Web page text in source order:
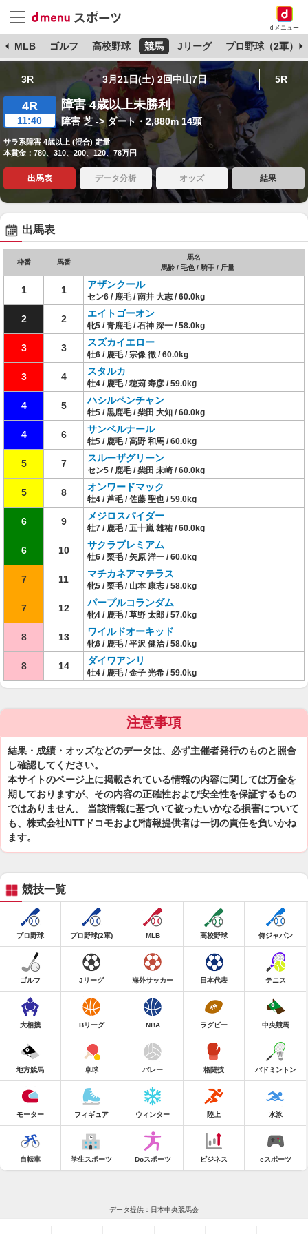
dメニュー
MLB ゴルフ 高校野球 競馬 Jリーグ プロ野球（2軍）
3R 3月21日(土) 2回中山7日 5R
4R
11:40
障害 4歳以上未勝利
障害 芝 -> ダート・2,880m 14頭
サラ系障害 4歳以上 (混合) 定量
本賞金：780、310、200、120、78万円
出馬表 データ分析 オッズ 結果
出馬表
枠番 馬番
馬名
馬齢 / 毛色 / 騎手 / 斤量
1 1 アザンクール
セン6 / 鹿毛 / 南井 大志 / 60.0kg
2 2 エイトゴーオン
牝5 / 青鹿毛 / 石神 深一 / 58.0kg
3 3 スズカイエロー
牡6 / 鹿毛 / 宗像 徹 / 60.0kg
3 4 スタルカ
牡4 / 鹿毛 / 穂苅 寿彦 / 59.0kg
4 5 ハシルペンチャン
牡5 / 黒鹿毛 / 柴田 大知 / 60.0kg
4 6 サンベルナール
牡5 / 鹿毛 / 高野 和馬 / 60.0kg
5 7 スルーザグリーン
セン5 / 鹿毛 / 柴田 未崎 / 60.0kg
5 8 オンワードマック
牡4 / 芦毛 / 佐藤 聖也 / 59.0kg
6 9 メジロスパイダー
牡7 / 鹿毛 / 五十嵐 雄祐 / 60.0kg
6 10 サクラプレミアム
牡6 / 栗毛 / 矢原 洋一 / 60.0kg
7 11 マチカネアマテラス
牝5 / 栗毛 / 山本 康志 / 58.0kg
7 12 パープルコランダム
牝4 / 鹿毛 / 草野 太郎 / 57.0kg
8 13 ワイルドオーキッド
牝6 / 鹿毛 / 平沢 健治 / 58.0kg
8 14 ダイワアンリ
牡4 / 鹿毛 / 金子 光希 / 59.0kg
注意事項
結果・成績・オッズなどのデータは、必ず主催者発行のものと照合
し確認してください。
本サイトのページ上に掲載されている情報の内容に関しては万全を
期しておりますが、その内容の正確性および安全性を保証するもの
ではありません。 当該情報に基づいて被ったいかなる損害について
も、株式会社NTTドコモおよび情報提供者は一切の責任を負いかね
ます。
競技一覧
プロ野球 プロ野球(2軍) MLB 高校野球 侍ジャパン
ゴルフ Jリーグ 海外サッカー 日本代表 テニス
大相撲 Bリーグ NBA ラグビー 中央競馬
地方競馬 卓球 バレー 格闘技 バドミントン
モーター フィギュア ウィンター 陸上 水泳
自転車 学生スポーツ Doスポーツ ビジネス eスポーツ
データ提供：日本中央競馬会